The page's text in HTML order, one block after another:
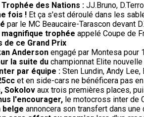
des Nations : JJ.Bruno,
fois ! Et ça s'est déroulé dans les
par le MC Beaucaire-Tarascon devant
trophée appelé Coupe de
de ce Grand Prix
Anderson engagé par Montesa pour
la suite du championnat Elite
par équipe : Sten Lundin, Andy
et en side-cars ne bénéficera pas
Sokolov aux trois premières places,
l'encourager, le motocross inter de
belge annoncera son transfert dans